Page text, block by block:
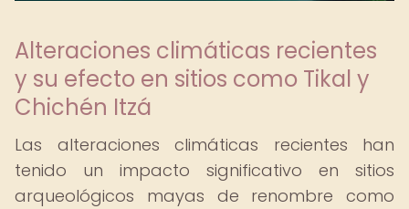
Alteraciones climáticas recientes
y su efecto en sitios como Tikal y
Chichén Itzá
Las alteraciones climáticas recientes han
tenido un impacto significativo en sitios
arqueológicos mayas de renombre como